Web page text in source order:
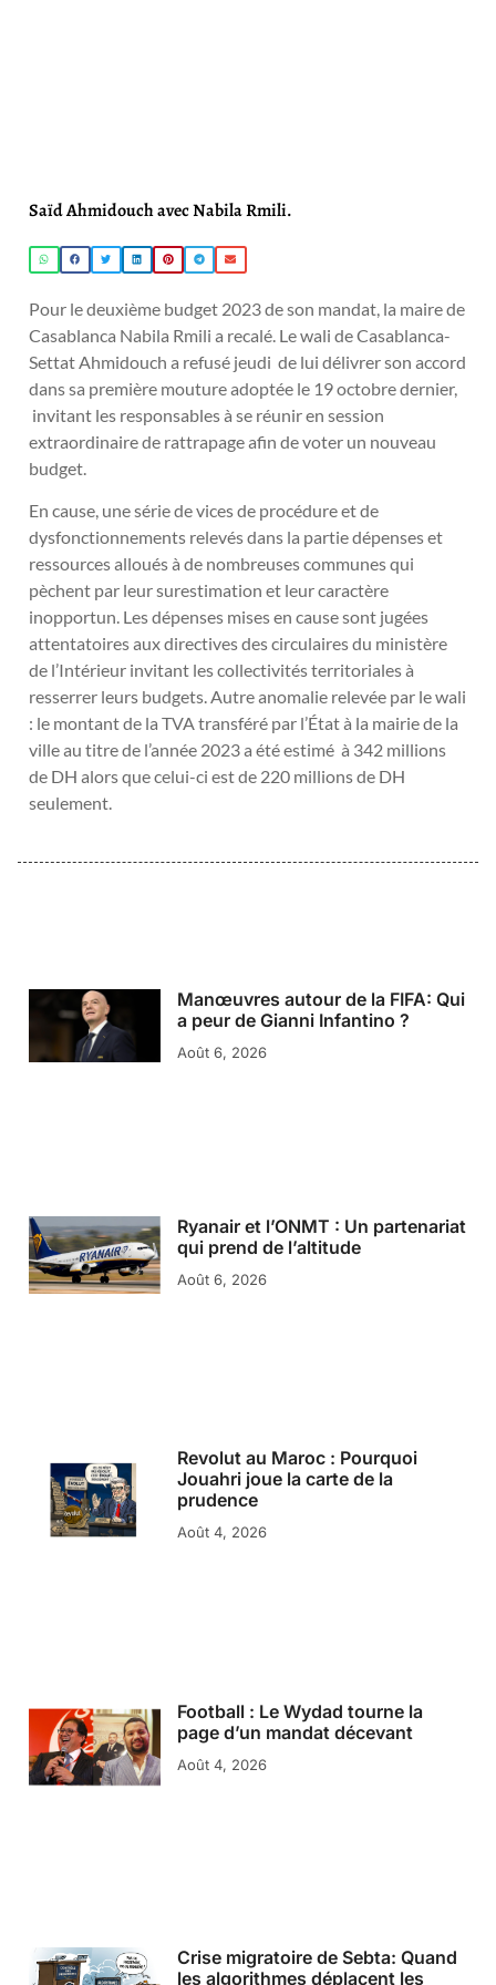
Saïd Ahmidouch avec Nabila Rmili.
Pour le deuxième budget 2023 de son mandat, la maire de
Casablanca Nabila Rmili a recalé. Le wali de Casablanca-
Settat Ahmidouch a refusé jeudi de lui délivrer son accord
dans sa première mouture adoptée le 19 octobre dernier,
invitant les responsables à se réunir en session
extraordinaire de rattrapage afin de voter un nouveau
budget.
En cause, une série de vices de procédure et de
dysfonctionnements relevés dans la partie dépenses et
ressources alloués à de nombreuses communes qui
pèchent par leur surestimation et leur caractère
inopportun. Les dépenses mises en cause sont jugées
attentatoires aux directives des circulaires du ministère
de l’Intérieur invitant les collectivités territoriales à
resserrer leurs budgets. Autre anomalie relevée par le wali
: le montant de la TVA transféré par l’État à la mairie de la
ville au titre de l’année 2023 a été estimé à 342 millions
de DH alors que celui-ci est de 220 millions de DH
seulement.
Manœuvres autour de la FIFA: Qui
a peur de Gianni Infantino ?
Août 6, 2026
Ryanair et l’ONMT : Un partenariat
qui prend de l’altitude
Août 6, 2026
Revolut au Maroc : Pourquoi
Jouahri joue la carte de la
prudence
Août 4, 2026
Football : Le Wydad tourne la
page d’un mandat décevant
Août 4, 2026
Crise migratoire de Sebta: Quand
les algorithmes déplacent les